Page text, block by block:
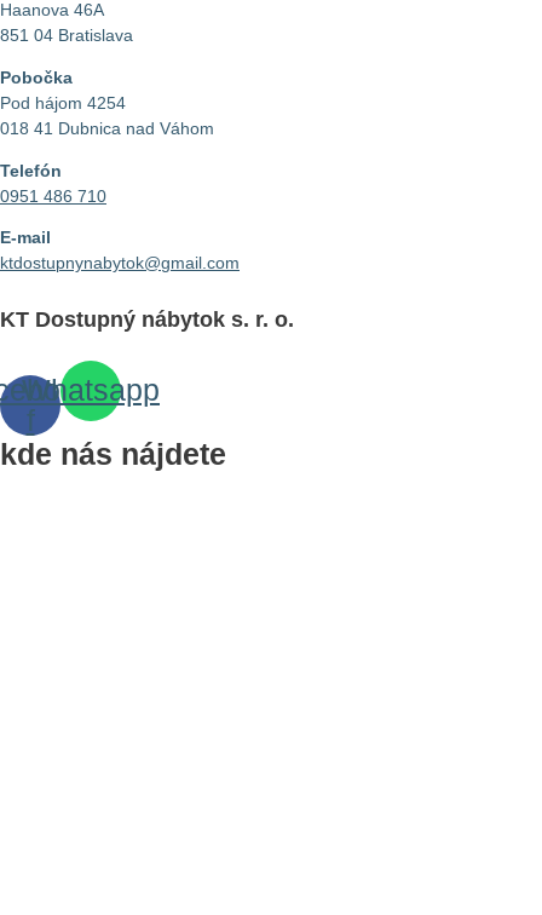
Haanova 46A
851 04 Bratislava
Pobočka
Pod hájom 4254
018 41 Dubnica nad Váhom
Telefón
0951 486 710
E-mail
ktdostupnynabytok@gmail.com
KT Dostupný nábytok s. r. o.
f
Whatsapp
kde nás nájdete